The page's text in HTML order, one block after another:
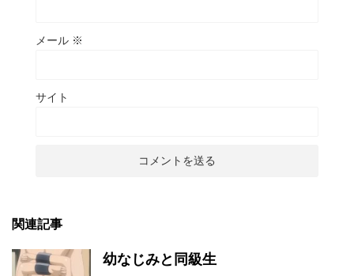
メール ※
サイト
関連記事
幼なじみと同級生